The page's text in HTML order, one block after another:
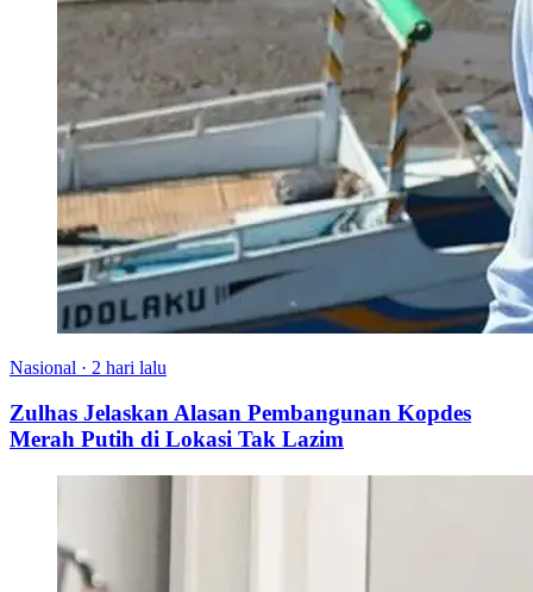
Nasional · 2 hari lalu
Zulhas Jelaskan Alasan Pembangunan Kopdes
Merah Putih di Lokasi Tak Lazim